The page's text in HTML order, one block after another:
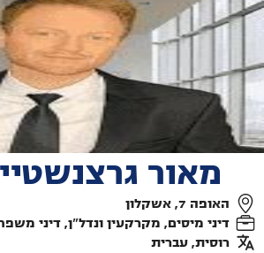
מאור
האופה 7, אשקלון
דיני מיסים, מקרקעין ונדל"ן, דיני
רוסית, עברית